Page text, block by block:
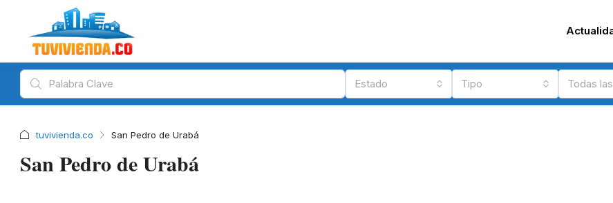
Estado Tipo Todas
tuvivienda.co San Pedro de Urabá
San Pedro de Urabá